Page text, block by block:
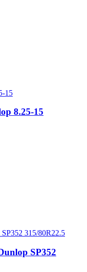
8.25-15
SP352